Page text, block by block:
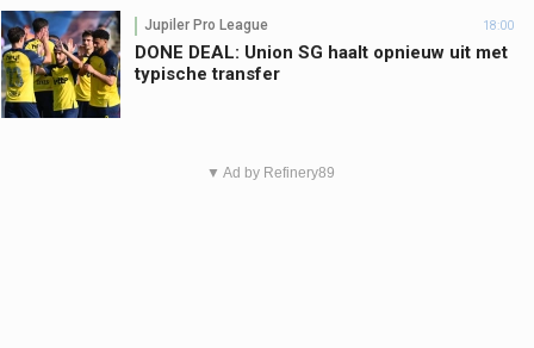
Jupiler Pro League 18:00
DONE DEAL: Union SG haalt opnieuw uit met
typische transfer
▼ Ad by Refinery89